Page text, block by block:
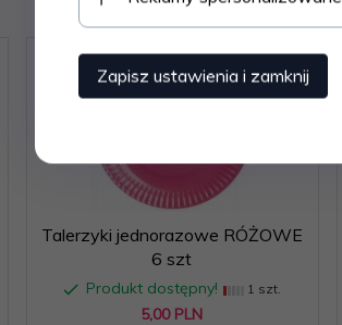
Talerzyki jednorazowe RÓŻOWE
6 szt
Produkt dostępny! 1 szt.
5,00 PLN
Zapisz ustawienia i zamknij